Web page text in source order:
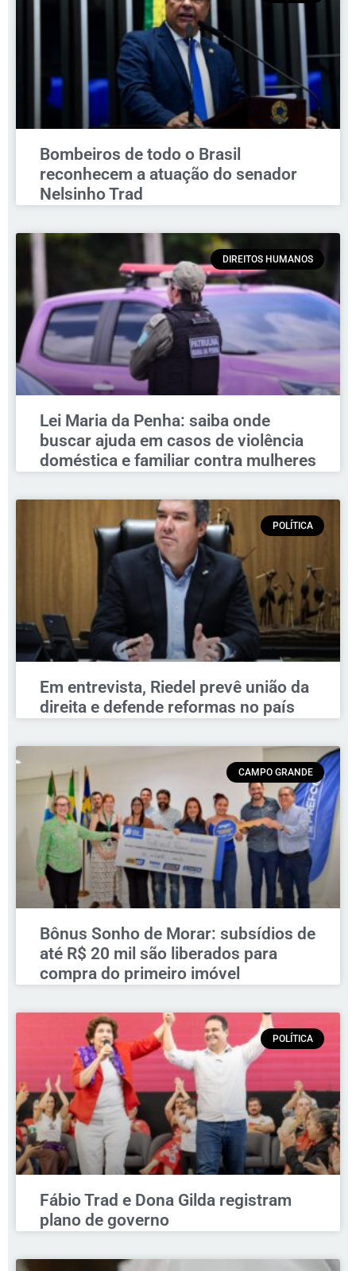
Bombeiros de todo o Brasil
reconhecem a atuação do senador
Nelsinho Trad
DIREITOS HUMANOS
Lei Maria da Penha: saiba onde
buscar ajuda em casos de violência
doméstica e familiar contra mulheres
POLÍTICA
Em entrevista, Riedel prevê união da
direita e defende reformas no país
CAMPO GRANDE
Bônus Sonho de Morar: subsídios de
até R$ 20 mil são liberados para
compra do primeiro imóvel
POLÍTICA
Fábio Trad e Dona Gilda registram
plano de governo